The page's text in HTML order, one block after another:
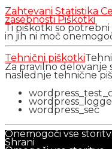
Zahtevani Statistika
zasebnosti Piškotki
Ti piškotki so
in jih ni moč
Tehnični piškotki
Za pravilno
naslednje tehnične
wordpress_sec
Onemogoči vse
Shrani